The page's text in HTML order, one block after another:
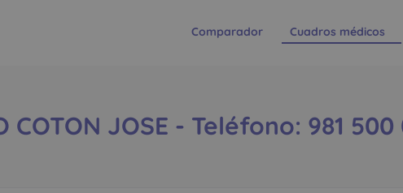
Comparador Cuadros médicos
COTON JOSE - Teléfono: 981 500